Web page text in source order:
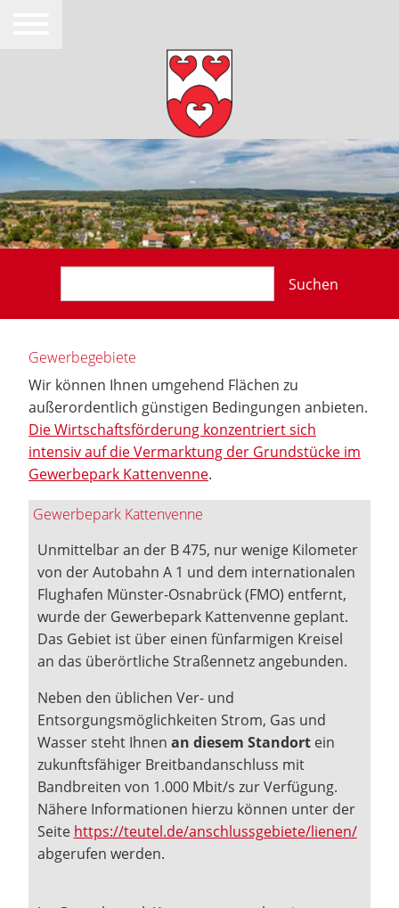
Suchen
Gewerbegebiete
Wir können Ihnen umgehend Flächen zu
außerordentlich günstigen Bedingungen anbieten.
Die Wirtschaftsförderung konzentriert sich
intensiv auf die Vermarktung der Grundstücke im
Gewerbepark Kattenvenne.
Gewerbepark Kattenvenne
Unmittelbar an der B 475, nur wenige Kilometer
von der Autobahn A 1 und dem internationalen
Flughafen Münster-Osnabrück (FMO) entfernt,
wurde der Gewerbepark Kattenvenne geplant.
Das Gebiet ist über einen fünfarmigen Kreisel
an das überörtliche Straßennetz angebunden.
Neben den üblichen Ver- und
Entsorgungsmöglichkeiten Strom, Gas und
Wasser steht Ihnen an diesem Standortein
zukunftsfähiger Breitbandanschluss mit
Bandbreiten von 1.000 Mbit/s zur Verfügung.
Nähere Informationen hierzu können unter der
Seite https://teutel.de/anschlussgebiete/lienen/
abgerufen werden.